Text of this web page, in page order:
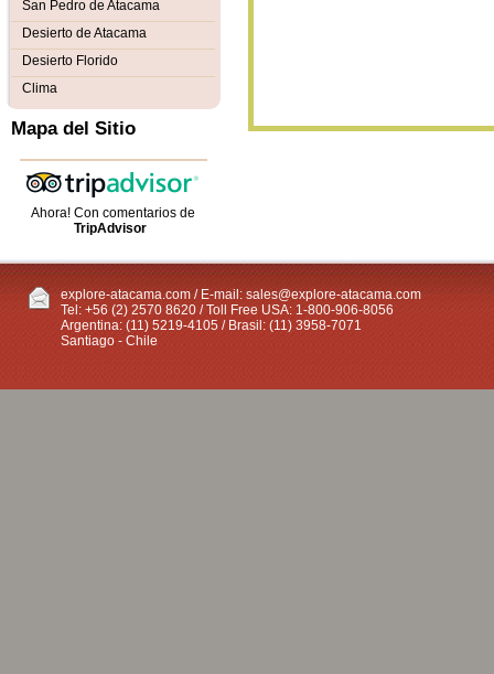
San Pedro de Atacama
Desierto de Atacama
Desierto Florido
Clima
Mapa del Sitio
Ahora! Con comentarios de
TripAdvisor
explore-atacama.com / E-mail: sales@explore-atacama.com
Tel: +56 (2) 2570 8620 / Toll Free USA: 1-800-906-8056
Argentina: (11) 5219-4105 / Brasil: (11) 3958-7071
Santiago - Chile